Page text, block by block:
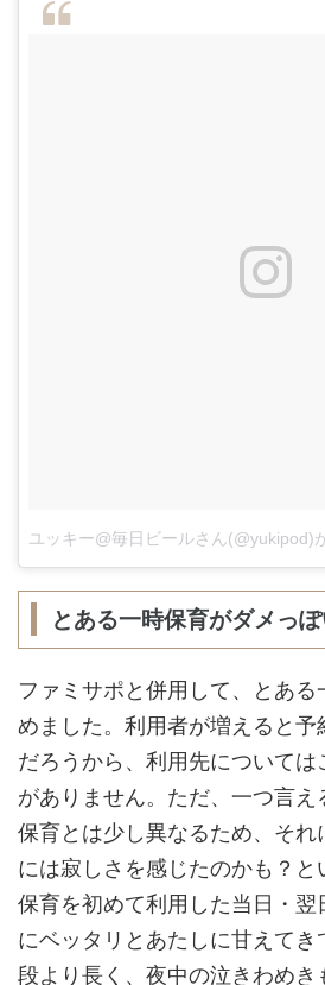
ユッキー@毎日ビールさん(@yukipod)
とある一時保育がダメっぽ
ファミサポと併用して、とあ
めました。利用者が増えると予
だろうから、利用先については
がありません。ただ、一つ言
保育とは少し異なるため、それ
には寂しさを感じたのかも？
保育を初めて利用した当日・翌
にベッタリとあたしに甘えて
段より長く、夜中の泣きわめき